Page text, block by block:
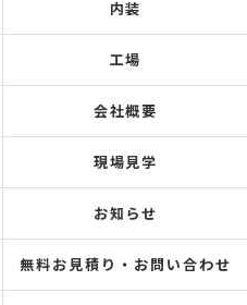
内装
工場
会社概要
現場見学
お知らせ
無料お見積り・お問い合わせ